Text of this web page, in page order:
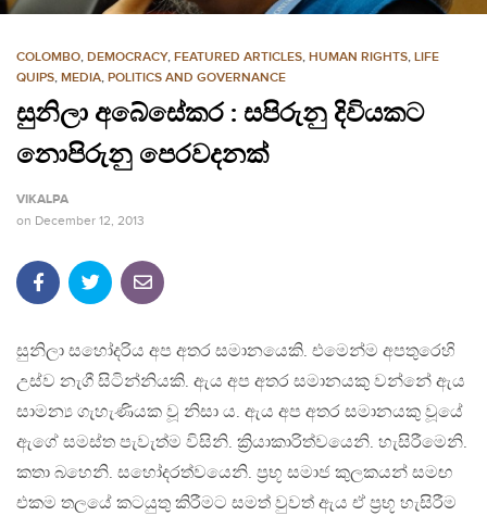
e
COLOMBO, DEMOCRACY, FEATURED ARTICLES, HUMAN RIGHTS, LIFE
QUIPS, MEDIA, POLITICS AND GOVERNANCE
සුනිලා අබේසේකර : සපිරුනු දිවියකට
නොපිරුනු පෙරවදනක්
VIKALPA
on December 12, 2013
සුනිලා සහෝදරිය අප අතර සමානයෙකි. එමෙන්ම අපතුරෙහි
උස්ව නැගී සිටින්නියකි. ඇය අප අතර සමානයකු වන්නේ ඇය
සාමන්‍ය ගැහැණියක වූ නිසා ය. ඇය අප අතර සමානයකු වූයේ
ඇගේ සමස්ත පැවැත්ම විසිනි. ක්‍රියාකාරිත්වයෙනි. හැසිරීමෙනි.
කතා බහෙනි. සහෝදරත්වයෙනි. ප්‍රභූ සමාජ කුලකයන් සමඟ
එකම තලයේ කටයුතු කිරීමට සමත් වුවත් ඇය ඒ ප්‍රභූ හැසිරීම